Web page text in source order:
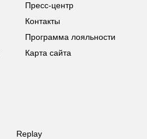
Пресс-центр
Контакты
Программа лояльности
Карта сайта
Replay